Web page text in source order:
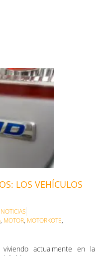
LOS VEHÍCULOS
NOTICIAS
, MOTOR, MOTORKOTE,
actualmente en la